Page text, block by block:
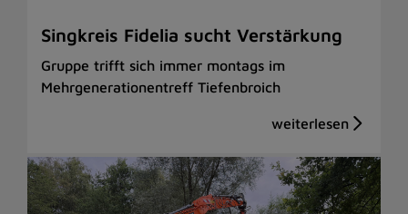
Singkreis Fidelia sucht Verstärkung
Gruppe trifft sich immer montags im
Mehrgenerationentreff Tiefenbroich